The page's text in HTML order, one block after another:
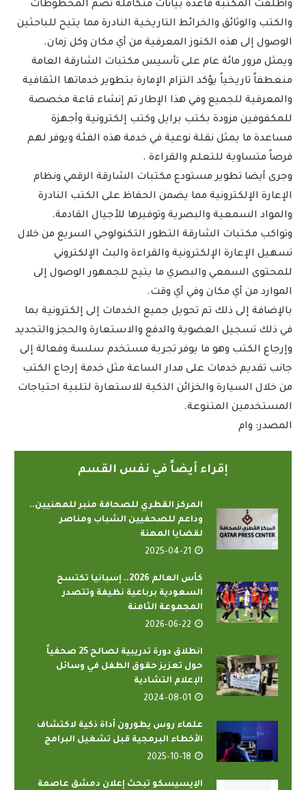
وأطلقت المكتبة قاعدة بيانات متكاملة تضم المخطوطات
والكتب والوثائق والخرائط التاريخية النادرة مما يتيح للباحثين
الوصول إلى هذه الكنوز المعرفية من أي مكان وكل زمان.
ويمثل مرور مائة عام على تأسيس مكتبات الشارقة العامة
منعطفاً تاريخياً يؤكد التزام الإمارة بتطوير خدماتها الثقافية
والمعرفية للجميع وفي هذا الإطار تم إنشاء قاعة مخصصة
للمكفوفين مزودة بكتب برايل وكتب إلكترونية وأجهزة
مساعدة ما يمثل نقلة نوعية في خدمة هذه الفئة ويوفر لهم
فرصاً متساوية للتعلم والقراءة .
وجرى أيضا تطوير مستودع مكتبات الشارقة الرقمي ونظام
الإعارة الإلكترونية مما يضمن الحفاظ على الكتب النادرة
والمواد السمعية والبصرية وتوفيرها للأجيال القادمة.
وتواكب مكتبات الشارقة التطور التكنولوجي السريع من خلال
تسهيل الإعارة الإلكترونية والقراءة والبث الإلكتروني
للمحتوى السمعي والبصري ما يتيح للجمهور الوصول إلى
الموارد من أي مكان وفي أي وقت.
بالإضافة إلى ذلك تم تحويل جميع الخدمات إلى إلكترونية بما
في ذلك تسجيل العضوية والدفع والاستعارة والحجز والتجديد
وإرجاع الكتب وهو ما يوفر تجربة مستخدم سلسة وفعالة إلى
جانب تقديم خدمات على مدار الساعة مثل خدمة إرجاع الكتب
من خلال السيارة والخزائن الذكية للاستعارة لتلبية احتياجات
المستخدمين المتنوعة.
المصدر: وام
إقراء أيضاً في نفس القسم
المركز القطري للصحافة منبر للمهنيين..
وداعم للصحفيين الشباب ومناصر
لقضايا المهنة
2025-04-21
كأس العالم 2026.. إسبانيا تكتسح
السعودية برباعية نظيفة وتتصدر
المجموعة الثامنة
2026-06-22
انطلاق دورة تدريبية لصالح 25 صحفياً
حول تعزيز حقوق الطفل في وسائل
الإعلام التشادية
2024-08-01
علماء روس يطورون أداة ذكية لاكتشاف
الأخطاء البرمجية قبل تشغيل البرامج
2025-10-18
الإيسيسكو تبحث إعلان دمشق عاصمة